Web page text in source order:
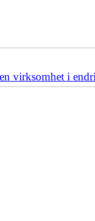
virksomhet i